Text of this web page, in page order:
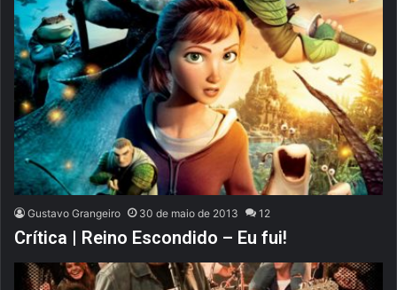
Gustavo Grangeiro 30 de maio de 2013 12
Crítica | Reino Escondido – Eu fui!